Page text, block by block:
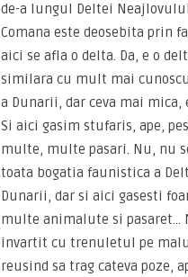
de-a lungul Deltei
Comana este deosebita prin
aici se afla o delta. Da, e o
similara cu mult mai
a Dunarii, dar ceva mai mica,
Si aici gasim stufaris, ape,
multe, multe pasari. Nu, nu
toata bogatia faunistica a
Dunarii, dar si aici gasesti
multe animalute si pasaret…
invartit cu trenuletul pe
reusind sa trag cateva poze,